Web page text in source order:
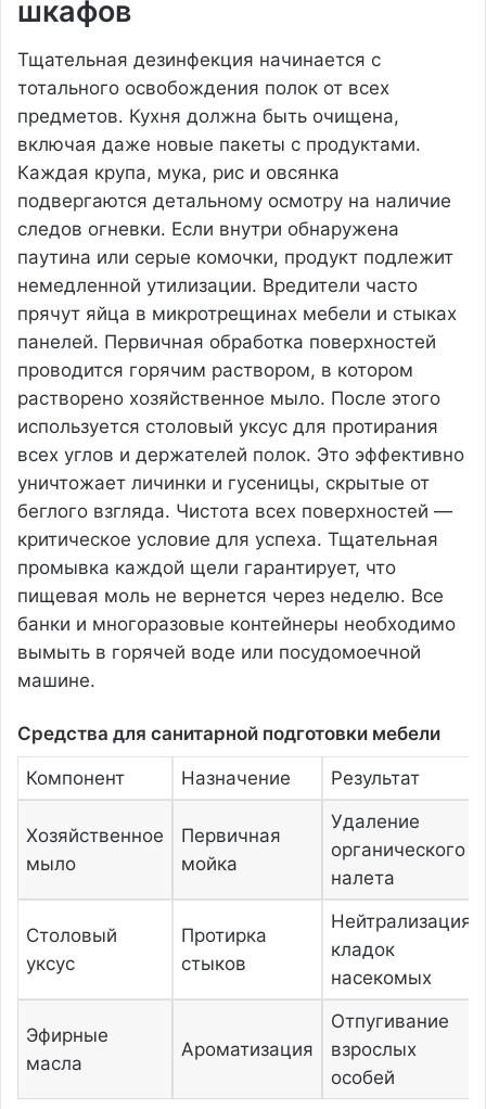
шкафов
Тщательная дезинфекция начинается с
тотального освобождения полок от всех
предметов. Кухня должна быть очищена,
включая даже новые пакеты с продуктами.
Каждая крупа, мука, рис и овсянка
подвергаются детальному осмотру на наличие
следов огневки. Если внутри обнаружена
паутина или серые комочки, продукт подлежит
немедленной утилизации. Вредители часто
прячут яйца в микротрещинах мебели и стыках
панелей. Первичная обработка поверхностей
проводится горячим раствором, в котором
растворено хозяйственное мыло. После этого
используется столовый уксус для протирания
всех углов и держателей полок. Это эффективно
уничтожает личинки и гусеницы, скрытые от
беглого взгляда. Чистота всех поверхностей —
критическое условие для успеха. Тщательная
промывка каждой щели гарантирует, что
пищевая моль не вернется через неделю. Все
банки и многоразовые контейнеры необходимо
вымыть в горячей воде или посудомоечной
машине.
Средства для санитарной подготовки мебели
Компонент Назначение Результат
Хозяйственное
мыло
Первичная
мойка
Удаление
органического
налета
Столовый
уксус
Протирка
стыков
Нейтрализация
кладок
насекомых
Эфирные
масла
Ароматизация
Отпугивание
взрослых
особей